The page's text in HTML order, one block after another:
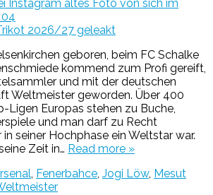
Instagram altes Foto von sich im
geboren, beim FC Schalke
kommend zum Profi gereift,
und mit der deutschen
Weltmeister geworden. Über 400
Ligen Europas stehen zu Buche,
und man darf zu Recht
seiner Hochphase ein Weltstar war.
Zeit in… Read more »
, Fenerbahce, Jogi Löw, Mesut